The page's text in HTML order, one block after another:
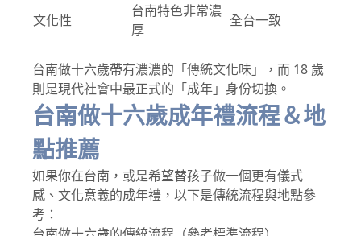
文化性
台南特色非常濃
厚
全台一致
台南做十六歲帶有濃濃的「傳統文化味」，而 18 歲
則是現代社會中最正式的「成年」身份切換。
台南做十六歲成年禮流程＆地
點推薦
如果你在台南，或是希望替孩子做一個更有儀式
感、文化意義的成年禮，以下是傳統流程與地點參
考：